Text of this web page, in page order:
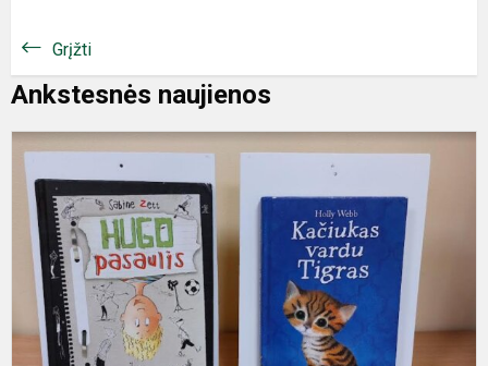
Grįžti
Ankstesnės naujienos